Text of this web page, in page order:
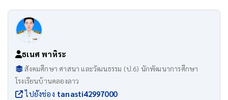
ธเนศ พาหิระ
สังคมศึกษา ศาสนา และวัฒนธรรม (ป.6) นักพัฒนาการศึกษา
โรงเรียนบ้านคลองลาว
ไปยังช่อง tanasti42997000